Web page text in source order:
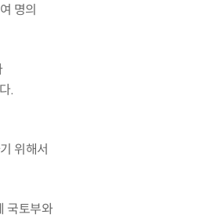
여 명의
.
위해서
국토부와